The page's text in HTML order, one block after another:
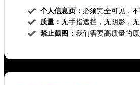
个人信息页： 必须完全可见，不
质量： 无手指遮挡，无阴影，无
禁止截图： 我们需要高质量的原